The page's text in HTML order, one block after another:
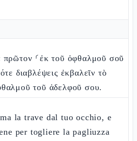
πρῶτον ⸂ἐκ τοῦ ὀφθαλμοῦ σοῦ
διαβλέψεις ἐκβαλεῖν τὸ
τοῦ ἀδελφοῦ σου.
la trave dal tuo occhio, e
per togliere la pagliuzza